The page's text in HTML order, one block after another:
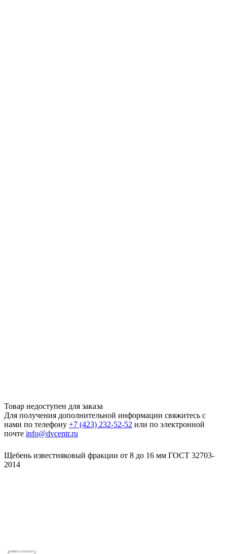
Товар недоступен для заказа
Для получения дополнительной информации свяжитесь с
нами по телефону +7 (423) 232-52-52 или по электронной
почте info@dvcentr.ru
Щебень известняковый фракции от 8 до 16 мм ГОСТ 32703-
2014